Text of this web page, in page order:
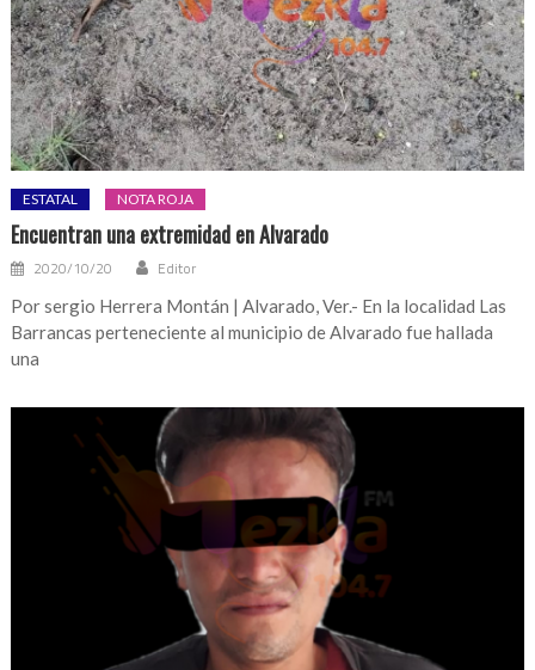
ESTATAL NOTA ROJA
Encuentran una extremidad en Alvarado
2020/10/20 Editor
Por sergio Herrera Montán | Alvarado, Ver.- En la localidad Las
Barrancas perteneciente al municipio de Alvarado fue hallada
una